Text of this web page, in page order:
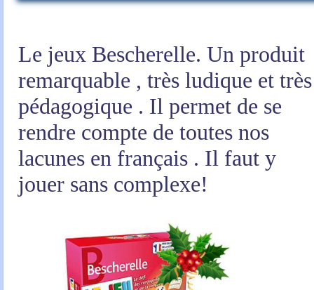
Le jeux Bescherelle. Un produit
remarquable , très ludique et très
pédagogique . Il permet de se
rendre compte de toutes nos
lacunes en français . Il faut y
jouer sans complexe!